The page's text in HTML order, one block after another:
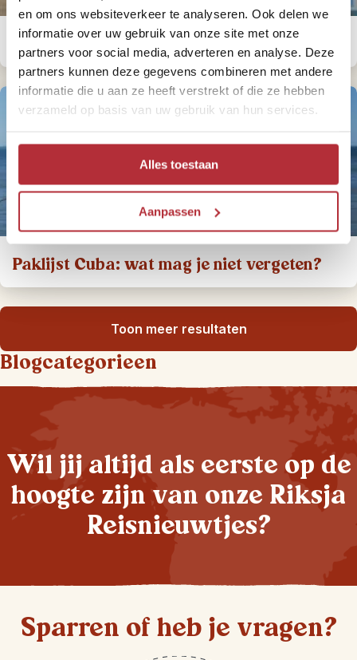
en om ons websiteverkeer te analyseren. Ook delen we
informatie over uw gebruik van onze site met onze
partners voor social media, adverteren en analyse. Deze
partners kunnen deze gegevens combineren met andere
informatie die u aan ze heeft verstrekt of die ze hebben
verzameld op basis van uw gebruik van hun services.
Alles toestaan
Aanpassen
Hoe kom je aan geld in Cuba?
Paklijst Cuba: wat mag je niet vergeten?
Toon meer resultaten
Blogcategorieen
Wil jij altijd als eerste op de
hoogte zijn van onze Riksja
Reisnieuwtjes?
Sparren of heb je vragen?